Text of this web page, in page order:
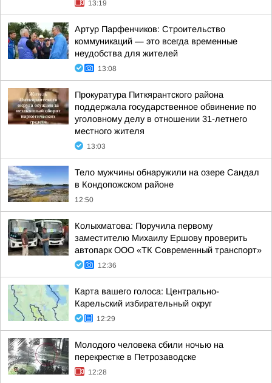
13:19
Артур Парфенчиков: Строительство
коммуникаций — это всегда временные
неудобства для жителей
13:08
Прокуратура Питкярантского района
поддержала государственное обвинение по
уголовному делу в отношении 31-летнего
местного жителя
13:03
Тело мужчины обнаружили на озере Сандал
в Кондопожском районе
12:50
Колыхматова: Поручила первому
заместителю Михаилу Ершову проверить
автопарк ООО «ТК Современный транспорт»
12:36
Карта вашего голоса: Центрально-
Карельский избирательный округ
12:29
Молодого человека сбили ночью на
перекрестке в Петрозаводске
12:28